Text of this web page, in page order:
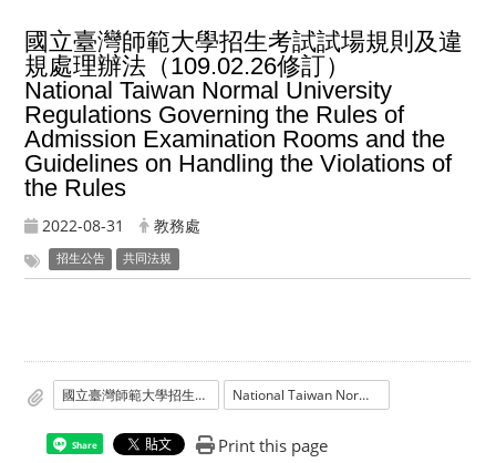
國立臺灣師範大學招生考試試場規則及違
規處理辦法（109.02.26修訂）
National Taiwan Normal University
Regulations Governing the Rules of
Admission Examination Rooms and the
Guidelines on Handling the Violations of
the Rules
2022-08-31 教務處
招生公告 共同法規
國立臺灣師範大學招生考試試場規則及違規處理辦法 National Taiwan Normal University Regulations Governing the Rules of Admission Examination Rooms and the Guidelines on Handling the Violations of the Rules
Share Print this page